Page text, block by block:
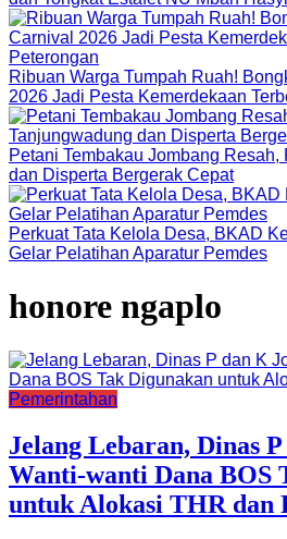
Ribuan Warga Tumpah Ruah!
2026 Jadi Pesta Kemerdekaan
Petani Tembakau Jombang
dan Disperta Bergerak Cepat
Perkuat Tata Kelola Desa, BKAD
Gelar Pelatihan Aparatur Pemdes
honore ngaplo
Pemerintahan
Jelang Lebaran, Dinas
Wanti-wanti Dana BOS
untuk Alokasi THR dan